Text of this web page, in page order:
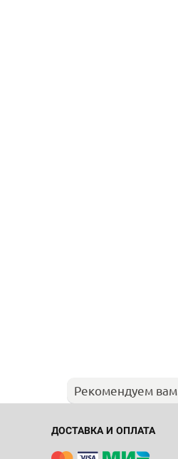
Рекомендуем вам
ДОСТАВКА И ОПЛАТА